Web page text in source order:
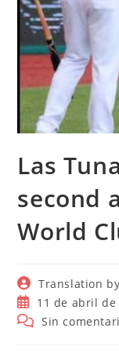
Las
second
World
Autor
de
la
entrada:
Translation
Publicación
de
11 de abril de
Comentarios
Sin